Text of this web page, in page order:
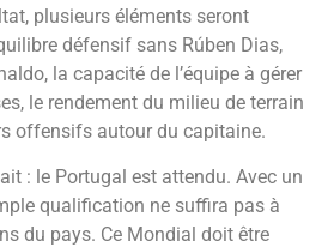
plusieurs éléments seront
défensif sans Rúben Dias,
la capacité de l’équipe à gérer
le rendement du milieu de terrain
offensifs autour du capitaine.
: le Portugal est attendu. Avec un
qualification ne suffira pas à
du pays. Ce Mondial doit être